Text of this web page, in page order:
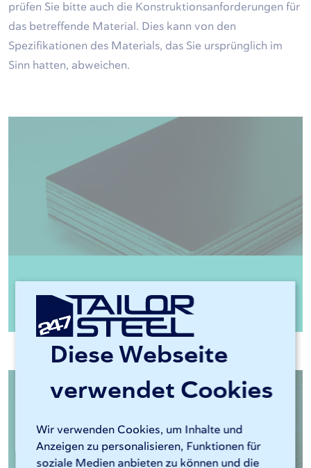
Diese Webseite
verwendet Cookies
Wir verwenden Cookies, um Inhalte und
Anzeigen zu personalisieren, Funktionen für
soziale Medien anbieten zu können und die
prüfen Sie bitte auch die Konstruktionsanforderungen für
das betreffende Material. Dies kann von den
Spezifikationen des Materials, das Sie ursprünglich im
Sinn hatten, abweichen.
1.0976 S355MC walzblau